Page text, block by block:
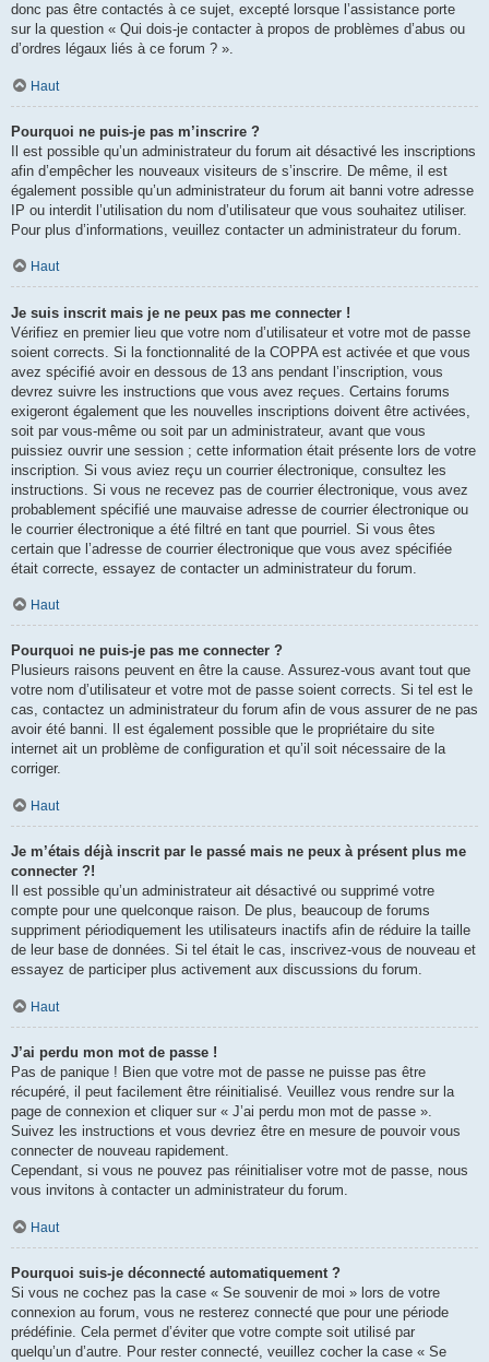
donc pas être contactés à ce sujet, excepté lorsque l’assistance porte
sur la question « Qui dois-je contacter à propos de problèmes d’abus ou
d’ordres légaux liés à ce forum ? ».
Haut
Pourquoi ne puis-je pas m’inscrire ?
Il est possible qu’un administrateur du forum ait désactivé les inscriptions
afin d’empêcher les nouveaux visiteurs de s’inscrire. De même, il est
également possible qu’un administrateur du forum ait banni votre adresse
IP ou interdit l’utilisation du nom d’utilisateur que vous souhaitez utiliser.
Pour plus d’informations, veuillez contacter un administrateur du forum.
Haut
Je suis inscrit mais je ne peux pas me connecter !
Vérifiez en premier lieu que votre nom d’utilisateur et votre mot de passe
soient corrects. Si la fonctionnalité de la COPPA est activée et que vous
avez spécifié avoir en dessous de 13 ans pendant l’inscription, vous
devrez suivre les instructions que vous avez reçues. Certains forums
exigeront également que les nouvelles inscriptions doivent être activées,
soit par vous-même ou soit par un administrateur, avant que vous
puissiez ouvrir une session ; cette information était présente lors de votre
inscription. Si vous aviez reçu un courrier électronique, consultez les
instructions. Si vous ne recevez pas de courrier électronique, vous avez
probablement spécifié une mauvaise adresse de courrier électronique ou
le courrier électronique a été filtré en tant que pourriel. Si vous êtes
certain que l’adresse de courrier électronique que vous avez spécifiée
était correcte, essayez de contacter un administrateur du forum.
Haut
Pourquoi ne puis-je pas me connecter ?
Plusieurs raisons peuvent en être la cause. Assurez-vous avant tout que
votre nom d’utilisateur et votre mot de passe soient corrects. Si tel est le
cas, contactez un administrateur du forum afin de vous assurer de ne pas
avoir été banni. Il est également possible que le propriétaire du site
internet ait un problème de configuration et qu’il soit nécessaire de la
corriger.
Haut
Je m’étais déjà inscrit par le passé mais ne peux à présent plus me
connecter ?!
Il est possible qu’un administrateur ait désactivé ou supprimé votre
compte pour une quelconque raison. De plus, beaucoup de forums
suppriment périodiquement les utilisateurs inactifs afin de réduire la taille
de leur base de données. Si tel était le cas, inscrivez-vous de nouveau et
essayez de participer plus activement aux discussions du forum.
Haut
J’ai perdu mon mot de passe !
Pas de panique ! Bien que votre mot de passe ne puisse pas être
récupéré, il peut facilement être réinitialisé. Veuillez vous rendre sur la
page de connexion et cliquer sur « J’ai perdu mon mot de passe ».
Suivez les instructions et vous devriez être en mesure de pouvoir vous
connecter de nouveau rapidement.
Cependant, si vous ne pouvez pas réinitialiser votre mot de passe, nous
vous invitons à contacter un administrateur du forum.
Haut
Pourquoi suis-je déconnecté automatiquement ?
Si vous ne cochez pas la case « Se souvenir de moi » lors de votre
connexion au forum, vous ne resterez connecté que pour une période
prédéfinie. Cela permet d’éviter que votre compte soit utilisé par
quelqu’un d’autre. Pour rester connecté, veuillez cocher la case « Se